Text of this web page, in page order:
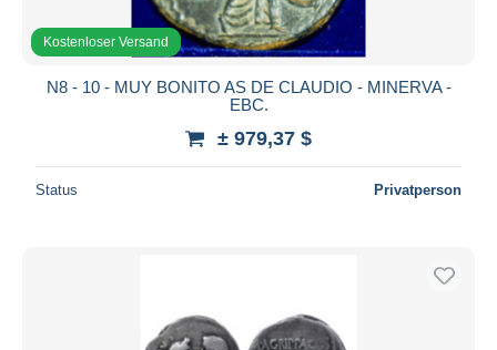
Kostenloser Versand
N8 - 10 - MUY BONITO AS DE CLAUDIO - MINERVA -
EBC.
± 979,37 $
Status Privatperson